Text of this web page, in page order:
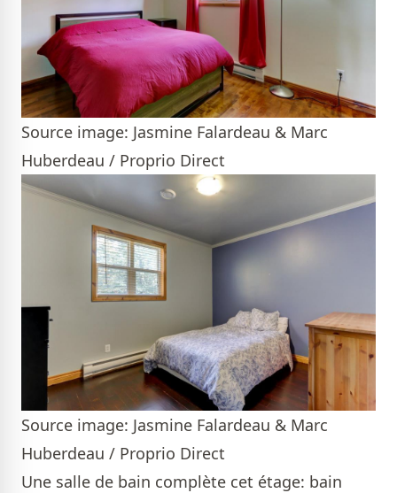
Source image: Jasmine Falardeau & Marc
Huberdeau / Proprio Direct
Source image: Jasmine Falardeau & Marc
Huberdeau / Proprio Direct
Une salle de bain complète cet étage: bain